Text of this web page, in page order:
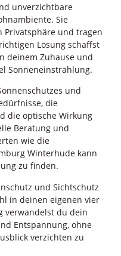
unverzichtbare
Sie
Privatsphäre und tragen
Lösung schaffst
deinem Zuhause und
Sonneneinstrahlung.
und
die
die optische Wirkung
Beratung und
wie die
Winterhude kann
zu finden.
und Sichtschutz
in deinen eigenen vier
verwandelst du dein
Entspannung, ohne
verzichten zu